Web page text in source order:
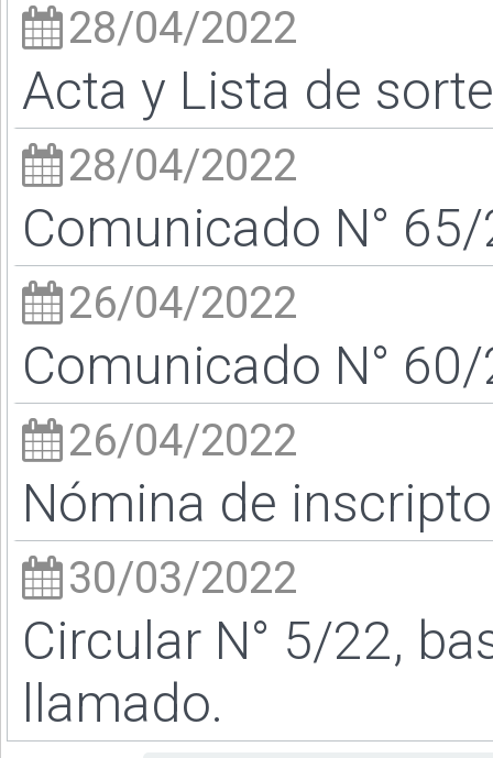
28/04/2022
Acta y Lista de
28/04/2022
Comunicado N°
26/04/2022
Comunicado N°
26/04/2022
Nómina de
30/03/2022
Circular N° 5/22,
llamado.